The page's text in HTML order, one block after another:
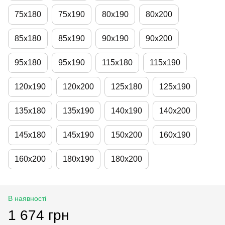
75х180 75х190 80х190 80х200
85х180 85х190 90х190 90х200
95х180 95х190 115х180 115х190
120х190 120х200 125х180 125х190
135х180 135х190 140х190 140х200
145х180 145х190 150х200 160х190
160х200 180х190 180х200
В наявності
1 674 грн